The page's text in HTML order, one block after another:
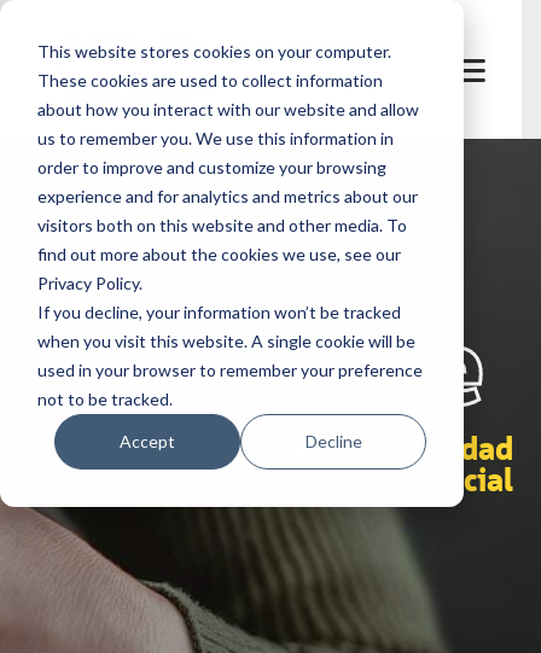
This website stores cookies on your computer.
These cookies are used to collect information
about how you interact with our website and allow
us to remember you. We use this information in
order to improve and customize your browsing
experience and for analytics and metrics about our
visitors both on this website and other media. To
find out more about the cookies we use, see our
Privacy Policy.
If you decline, your information won’t be tracked
when you visit this website. A single cookie will be
used in your browser to remember your preference
not to be tracked.
Accept Decline
let's
welcome
personas y responsabilidad
social